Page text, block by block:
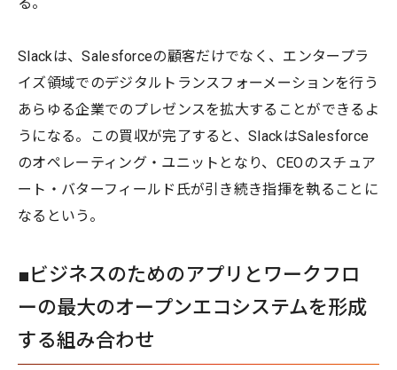
Slackは、Salesforceの顧客だけでなく、エンタープラ
イズ領域でのデジタルトランスフォーメーションを行う
あらゆる企業でのプレゼンスを拡大することができるよ
うになる。この買収が完了すると、SlackはSalesforce
のオペレーティング・ユニットとなり、CEOのスチュア
ート・バターフィールド氏が引き続き指揮を執ることに
なるという。
■ビジネスのためのアプリとワークフロ
ーの最大のオープンエコシステムを形成
する組み合わせ